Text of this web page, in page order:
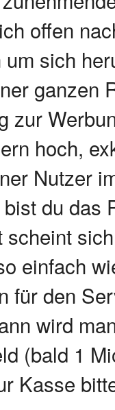
offen
sich
ganzen
zur
hoch,
Nutzer
du das
einfach
für den
wird
(bald 1
Kasse